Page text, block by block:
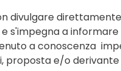
divulgare
s'impegna a
a conoscenza
proposta e/o